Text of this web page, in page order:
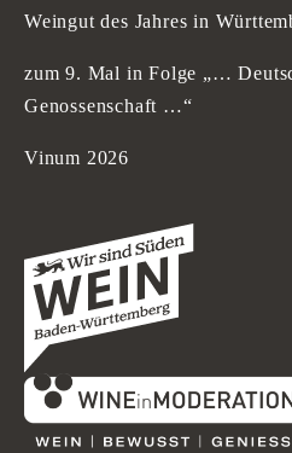
Weingut des Jahres in
zum 9. Mal in Folge „…
Genossenschaft …“
Vinum 2026